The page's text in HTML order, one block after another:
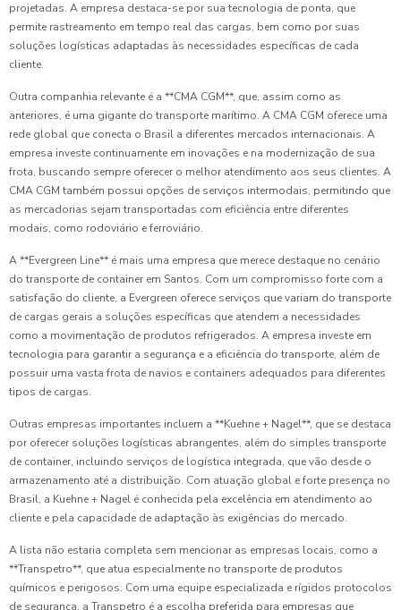
projetadas. A empresa destaca-se por sua tecnologia de ponta, que
permite rastreamento em tempo real das cargas, bem como por suas
soluções logísticas adaptadas às necessidades específicas de cada
cliente.
Outra companhia relevante é a **CMA CGM**, que, assim como as
anteriores, é uma gigante do transporte marítimo. A CMA CGM oferece uma
rede global que conecta o Brasil a diferentes mercados internacionais. A
empresa investe continuamente em inovações e na modernização de sua
frota, buscando sempre oferecer o melhor atendimento aos seus clientes. A
CMA CGM também possui opções de serviços intermodais, permitindo que
as mercadorias sejam transportadas com eficiência entre diferentes
modais, como rodoviário e ferroviário.
A **Evergreen Line** é mais uma empresa que merece destaque no cenário
do transporte de container em Santos. Com um compromisso forte com a
satisfação do cliente, a Evergreen oferece serviços que variam do transporte
de cargas gerais a soluções específicas que atendem a necessidades
como a movimentação de produtos refrigerados. A empresa investe em
tecnologia para garantir a segurança e a eficiência do transporte, além de
possuir uma vasta frota de navios e containers adequados para diferentes
tipos de cargas.
Outras empresas importantes incluem a **Kuehne + Nagel**, que se destaca
por oferecer soluções logísticas abrangentes, além do simples transporte
de container, incluindo serviços de logística integrada, que vão desde o
armazenamento até a distribuição. Com atuação global e forte presença no
Brasil, a Kuehne + Nagel é conhecida pela excelência em atendimento ao
cliente e pela capacidade de adaptação às exigências do mercado.
A lista não estaria completa sem mencionar as empresas locais, como a
**Transpetro**, que atua especialmente no transporte de produtos
químicos e perigosos. Com uma equipe especializada e rígidos protocolos
de segurança, a Transpetro é a escolha preferida para empresas que